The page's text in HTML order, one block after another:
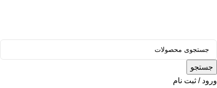
جستجو
ورود / ثبت نام